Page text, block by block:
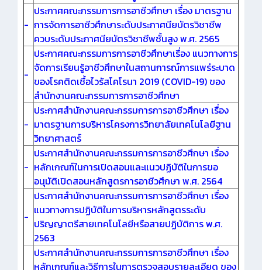
-
ประกาศคณะกรรมการการอาชีวศึกษา เรื่อง มาตรฐาน
การจัดการอาชีวศึกษาระดับประกาศนียบัตรวิชาชีพ
ควบระดับประกาศนียบัตรวิชาชีพชั้นสูง พ.ศ. 2565
-
ประกาศคณะกรรมการการอาชีวศึกษาเรื่อง แนวทางการ
จัดการเรียนรู้อาชีวศึกษาในสถานการณ์การแพร่ระบาด
ของโรคติดเชื้อไวรัสโคโรนา 2019 (COVID-19) ของ
สำนักงานคณะกรรมการการอาชีวศึกษา
-
ประกาศสำนักงานคณะกรรมการการอาชีวศึกษา เรื่อง
มาตรฐานการบริหารโครงการวิทยาลัยเทคโนโลยีฐาน
วิทยาศาสตร์
-
ประกาศสำนักงานคณะกรรมการการอาชีวศึกษา เรื่อง
หลักเกณฑ์ในการเปิดสอนและแนวปฏิบัติในการขอ
อนุมัติเปิดสอนหลักสูตรการอาชีวศึกษา พ.ศ. 2564
-
ประกาศสำนักงานคณะกรรมการการอาชีวศึกษา เรื่อง
แนวทางการปฏิบัติในการบริหารหลักสูตรระดับ
ปริญญาตรีสายเทคโนโลยีหรือสายปฏิบัติการ พ.ศ.
2563
ประกาศสำนักงานคณะกรรมการการอาชีวศึกษา เรื่อง
หลักเกณฑ์และวิธีการในการตรวจสอบรายละเอียด ของ